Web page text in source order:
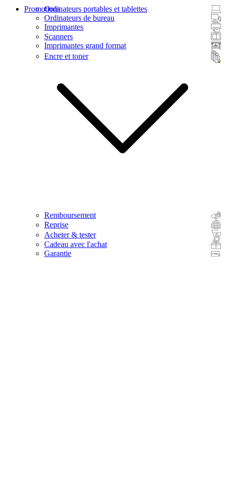
Ordinateurs portables et tablettes
Ordinateurs de bureau
Imprimantes
Scanners
Imprimantes grand format
Encre et toner
Promotions
Remboursement
Reprise
Acheter & tester
Cadeau avec l'achat
Garantie